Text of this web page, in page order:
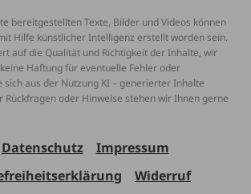
bereitgestellten Texte, Bilder und Videos können
Hilfe künstlicher Intelligenz erstellt worden sein.
auf die Qualität und Richtigkeit der Inhalte, wir
Haftung für eventuelle Fehler oder
sich aus der Nutzung KI – generierter Inhalte
Rückfragen oder Hinweise stehen wir Ihnen gerne
Datenschutz
Impressum
Widerruf